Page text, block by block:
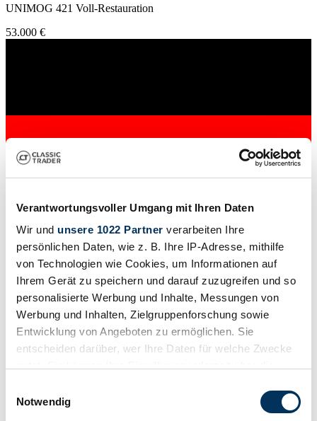
Verantwortungsvoller Umgang mit Ihren Daten
Wir und unsere 1022 Partner verarbeiten Ihre
persönlichen Daten, wie z. B. Ihre IP-Adresse, mithilfe
von Technologien wie Cookies, um Informationen auf
Ihrem Gerät zu speichern und darauf zuzugreifen und so
personalisierte Werbung und Inhalte, Messungen von
Werbung und Inhalten, Zielgruppenforschung sowie
Entwicklung von Angeboten zu ermöglichen. Sie
entscheiden darüber, wer Ihre Daten für welche Zwecke
Trigger Symbol ändern oder widerrufen
Notwendig
UNIMOG 421 Voll-Restauration
53.000 €
Händler
421
Karosserieform
Nutzfahrzeug (Pritsche)
Tachostand (abgelesen)
40.655 km
Leistung (kW/PS)